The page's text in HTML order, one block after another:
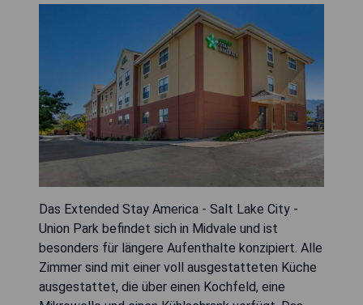
Das Extended Stay America - Salt Lake City -
Union Park befindet sich in Midvale und ist
besonders für längere Aufenthalte konzipiert. Alle
Zimmer sind mit einer voll ausgestatteten Küche
ausgestattet, die über einen Kochfeld, eine